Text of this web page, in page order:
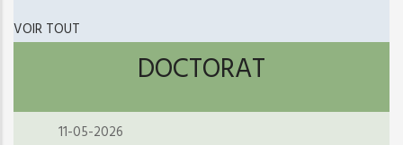
VOIR TOUT
DOCTORAT
11-05-2026